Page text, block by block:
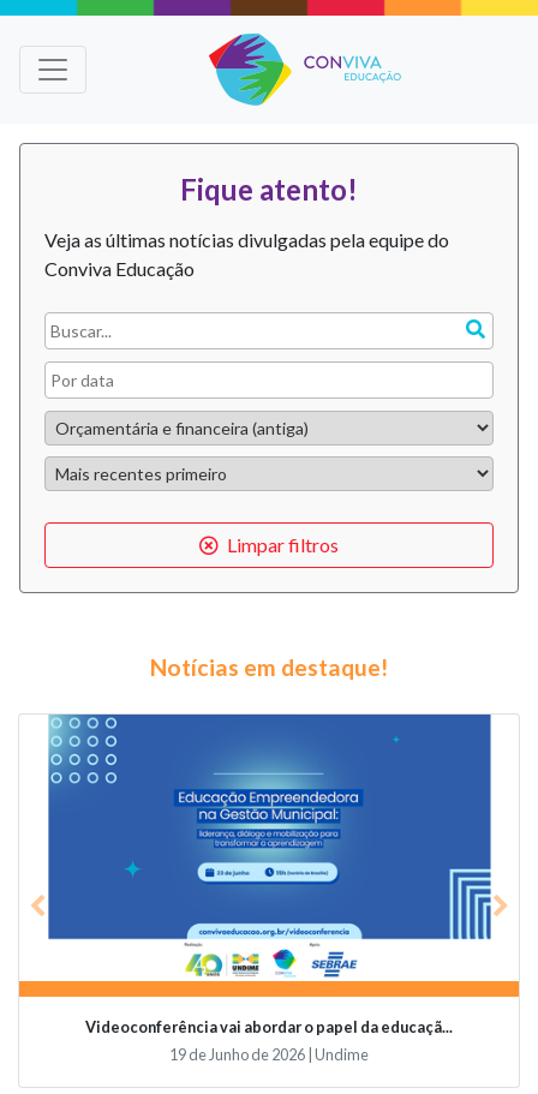
Fique atento!
Veja as últimas notícias divulgadas pela equipe do
Conviva Educação
Limpar filtros
Notícias em destaque!
Videoconferência vai abordar o papel da educaçã...
19 de Junho de 2026 | Undime
Previous